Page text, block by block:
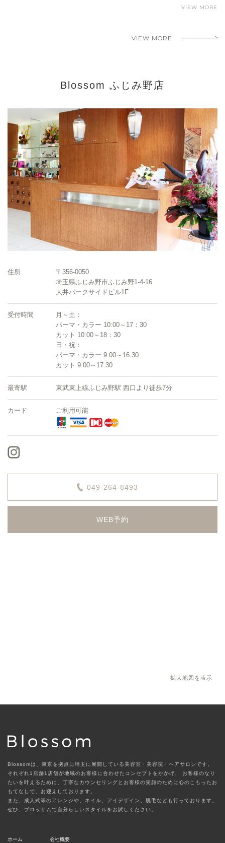
VIEW MORE
VIEW MORE
Blossom ふじみ野店
住所
〒356-0050
埼玉県ふじみ野市ふじみ野1-4-16
大井パークサイドビル1F
受付時間
月～土：
パーマ・カラー 10:00～17：30
カット 10:00～18：30
日・祝：
パーマ・カラー 9:00～16:30
カット 9:00～17:30
最寄駅 東武東上線ふじみ野駅 西口より徒歩7分
カード ご利用可能
049-264-8493
WEB予約
拡大地図を表示
Blossomは、東京を拠点に埼玉に展開している美容室・美容院・ヘアサロンです。
それぞれ1店舗1店舗が地域のお客様に合わせたコンセプトをかかげ、
お客様のなり
たいを叶えるために、丁寧なカウンセリングとお客様の笑顔のために心のこもったお
もてなしで、お迎えしております。
また、成人式等のアレンジや、ネイル、アイデザイン、脱毛なども行っております。
ぜひ、ブロッサムで自分らしいスタイルをお試しください。
ホーム 会社概要